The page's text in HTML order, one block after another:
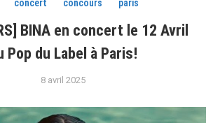
concert concours paris
BINA en concert le 12 Avril
Pop du Label à Paris!
8 avril 2025